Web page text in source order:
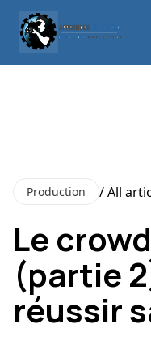
Production / All
Le
(partie
réussir